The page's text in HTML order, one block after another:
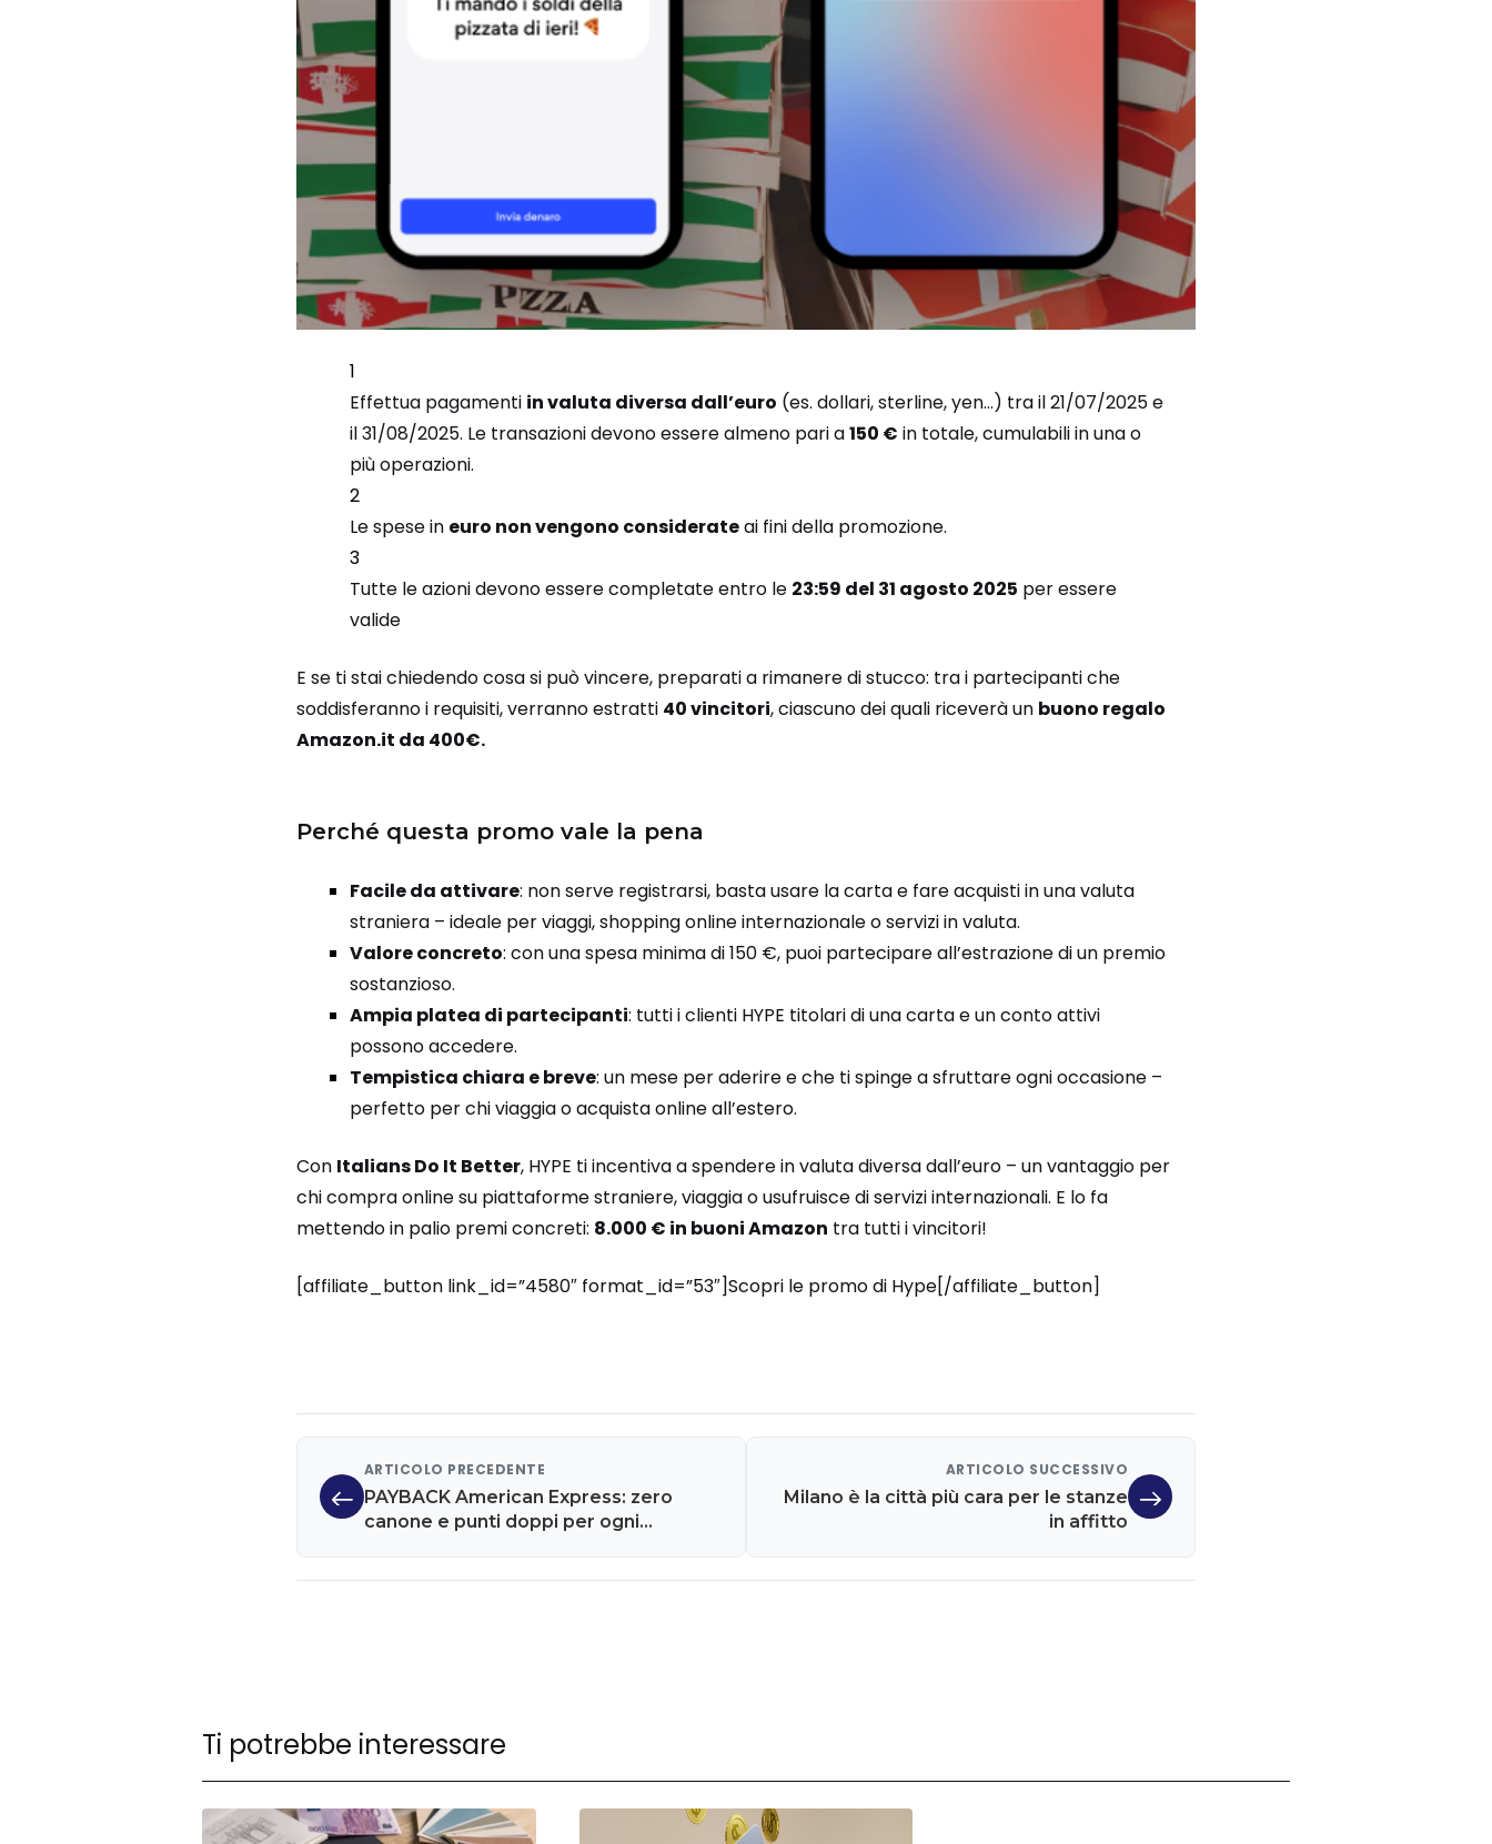
Effettua pagamenti in valuta diversa dall’euro (es. dollari, sterline, yen…) tra il 21/07/2025 e
il 31/08/2025. Le transazioni devono essere almeno pari a150 € in totale, cumulabili in una o
più operazioni.
Le spese in euro non vengono considerateai fini della promozione.
Tutte le azioni devono essere completate entro le 23:59 del 31 agosto 2025 per essere
valide
E se ti stai chiedendo cosa si può vincere, preparati a rimanere di stucco: tra i partecipanti che
soddisferanno i requisiti, verranno estratti 40 vincitori, ciascuno dei quali riceverà un buono regalo
Amazon.it da 400€.
Perché questa promo vale la pena
Facile da attivare: non serve registrarsi, basta usare la carta e fare acquisti in una valuta
straniera – ideale per viaggi, shopping online internazionale o servizi in valuta.
Valore concreto: con una spesa minima di 150 €, puoi partecipare all’estrazione di un premio
sostanzioso.
Ampia platea di partecipanti: tutti i clienti HYPE titolari di una carta e un conto attivi
possono accedere.
Tempistica chiara e breve: un mese per aderire e che ti spinge a sfruttare ogni occasione –
perfetto per chi viaggia o acquista online all’estero.
Con Italians Do It Better, HYPE ti incentiva a spendere in valuta diversa dall’euro – un vantaggio per
chi compra online su piattaforme straniere, viaggia o usufruisce di servizi internazionali. E lo fa
mettendo in palio premi concreti: 8.000 € in buoni Amazon tra tutti i vincitori!
[affiliate_button link_id=”4580″ format_id=”53″]Scopri le promo di Hype[/affiliate_button]
ARTICOLO PRECEDENTE
PAYBACK American Express: zero
canone e punti doppi per ogni
ARTICOLO SUCCESSIVO
Milano è la città più cara per le stanze
in affitto
Ti potrebbe interessare